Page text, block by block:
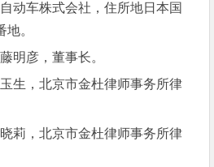
动车株式会社，住所地日本国
。
彦，董事长。
，北京市金杜律师事务所律
，北京市金杜律师事务所律